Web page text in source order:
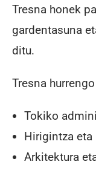
Tresna honek
gardentasuna
ditu.
Tresna
Tokiko
Hirigintza eta
Arkitektura